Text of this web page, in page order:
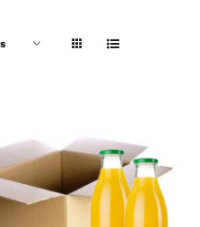
AU PANIER
/
APERÇU